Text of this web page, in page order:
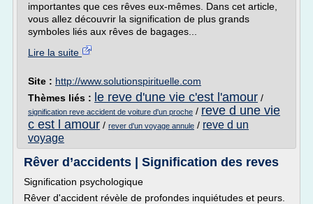
importantes que ces rêves eux-mêmes. Dans cet article,
vous allez découvrir la signification de plus grands
symboles liés aux rêves de bagages...
Lire la suite
Site : http://www.solutionspirituelle.com
Thèmes liés : le reve d'une vie c'est l'amour /
signification reve accident de voiture d'un proche / reve d une vie
c est l amour / rever d'un voyage annule / reve d un
voyage
Rêver d’accidents | Signification des reves
Signification psychologique
Rêver d'accident révèle de profondes inquiétudes et peurs.